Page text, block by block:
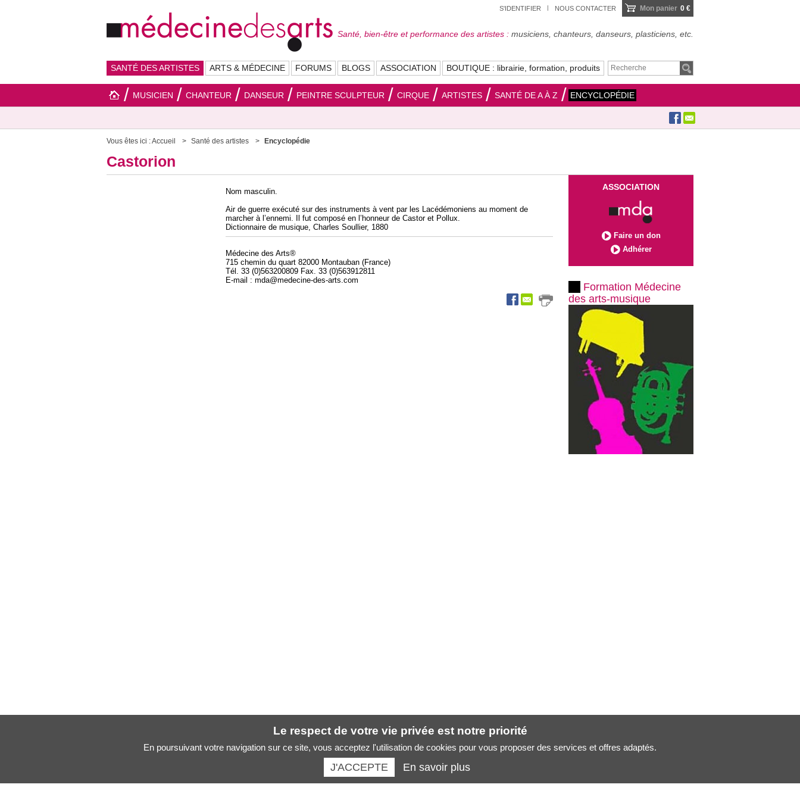
S'IDENTIFIER NOUS CONTACTER Mon panier 0 €
Santé, bien-être et performance des artistes : musiciens, chanteurs, danseurs, plasticiens, etc.
SANTÉ DES ARTISTES ARTS & MÉDECINE FORUMS BLOGS ASSOCIATION BOUTIQUE : librairie, formation, produits
MUSICIEN CHANTEUR DANSEUR PEINTRE SCULPTEUR CIRQUE ARTISTES SANTÉ DE A À Z ENCYCLOPÉDIE
Vous êtes ici :Accueil Santé des artistes Encyclopédie
Castorion
Nom masculin.
Air de guerre exécuté sur des instruments à vent par les Lacédémoniens au moment de
marcher à l’ennemi. Il fut composé en l’honneur de Castor et Pollux.
Dictionnaire de musique, Charles Soullier, 1880
Médecine des Arts®
715 chemin du quart 82000 Montauban (France)
Tél. 33 (0)563200809 Fax. 33 (0)563912811
E-mail : mda@medecine-des-arts.com
ASSOCIATION
Faire un don
Adhérer
Formation Médecine
des arts-musique
Le respect de votre vie privée est notre priorité
En poursuivant votre navigation sur ce site, vous acceptez l'utilisation de cookies pour vous proposer des services et offres adaptés.
J'ACCEPTE En savoir plus